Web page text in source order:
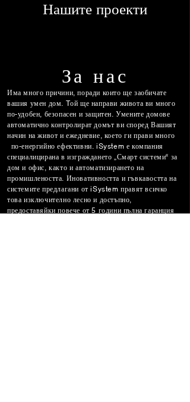
Нашите проекти
За нас
Има много причини, поради които ще заобичате
вашия умен дом. Tой ще направи живота ви много
по-удобен, безопасен и защитен. Умените домове
автоматично контролират домът ви според Вашият
начин на живот и ежедневие, което ги прави много
по-енергийно ефективни. iSystem е компания
специалицирана в изграждането „Смарт системи“ за
дом и офис, както и автоматизирането на
промишлеността. Иновативността и гъвкавостта на
системите предлагани от iSystem правят всичко
това изключително лесно и достъпно,
предоставяйки повече от 5 години пълна гаранция